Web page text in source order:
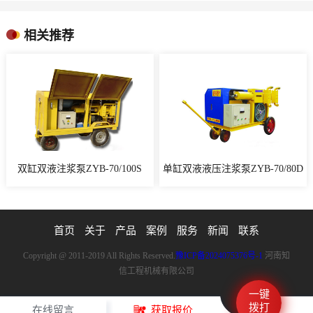
相关推荐
双缸双液注浆泵ZYB-70/100S 单缸双液液压注浆泵ZYB-70/80D
首页 关于 产品 案例 服务 新闻 联系
Copyright @ 2011-2019 All Rights Reserved.豫ICP备2024075376号-1 河南知
信工程机械有限公司
在线留言 获取报价
一键
拨打